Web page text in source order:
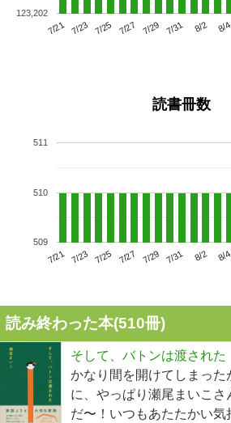
7/21 7/23 7/25 7/27 7/29 7/31 8/2 8/4
123,202
読書冊数
7/21 7/23 7/25 7/27 7/29 7/31 8/2 8/4
509
510
511
読み終わった本(510冊)
そして、バトンは渡された
かなり間を開けてしまった
に、やっぱり瀬尾まいこさ
だ〜！いつもあたたかい気